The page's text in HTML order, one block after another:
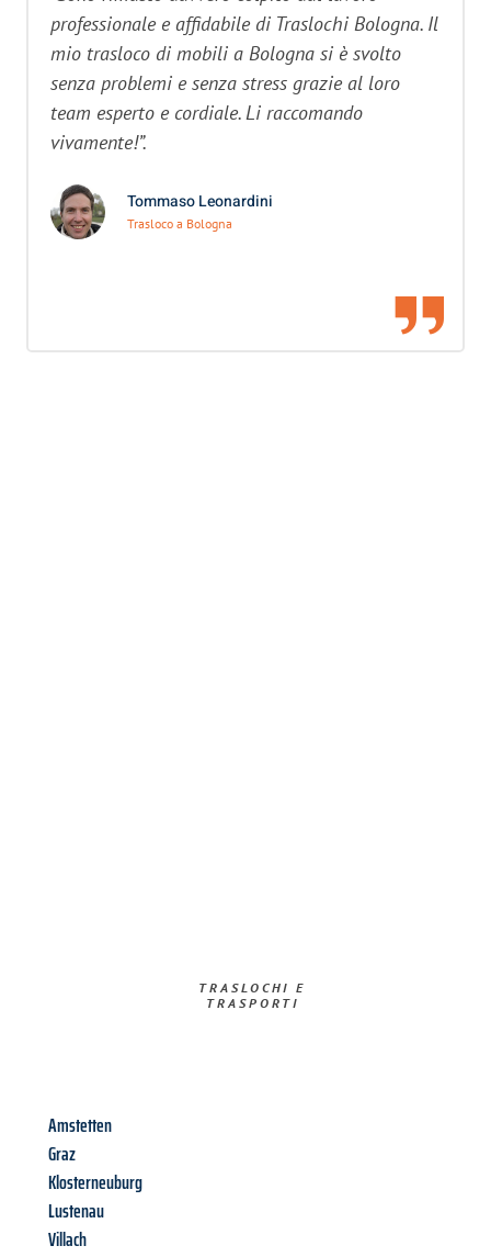
professionale e affidabile di Traslochi Bologna. Il
mio trasloco di mobili a Bologna si è svolto
senza problemi e senza stress grazie al loro
team esperto e cordiale. Li raccomando
vivamente!”.
Tommaso Leonardini
Trasloco a Bologna
TRASLOCHI E
TRASPORTI​
Amstetten
Graz
Klosterneuburg
Lustenau
Villach